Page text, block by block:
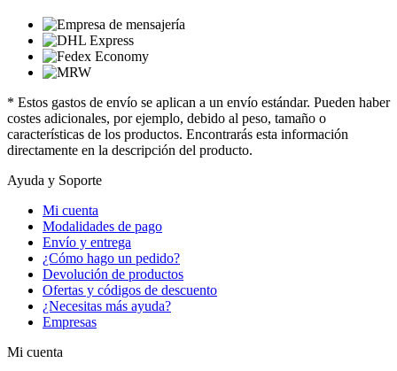
* Estos gastos de envío se aplican a un envío estándar. Pueden haber
costes adicionales, por ejemplo, debido al peso, tamaño o
características de los productos. Encontrarás esta información
directamente en la descripción del producto.
Ayuda y Soporte
Mi cuenta
Modalidades de pago
Envío y entrega
¿Cómo hago un pedido?
Devolución de productos
Ofertas y códigos de descuento
¿Necesitas más ayuda?
Empresas
Mi cuenta